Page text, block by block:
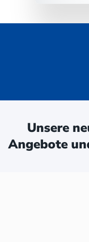
Unsere
Angebote